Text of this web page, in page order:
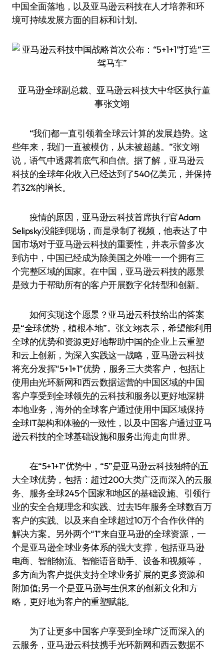
中国全面落地，以及亚马逊云科技在人才培养和环
境可持续发展方面的目标和计划。
亚马逊全球副总裁、亚马逊云科技大中华区执行董
事张文翊
“我们都一直引领着全球云计算的发展趋势。这
些年来，我们一直被模仿，从未被超越。”张文翊
说，语气中透露着底气和自信。据了解，亚马逊云
科技的全球年化收入已经达到了540亿美元，并保持
着32%的增长。
疫情的原因，亚马逊云科技首席执行官Adam
Selipsky没能到现场，而是录制了视频，他表达了中
国市场对于亚马逊云科技的重要性，并表示曾多次
到访中，中国已经成为除美国之外唯一一个拥有三
个完整区域的国家。在中国，亚马逊云科技的愿景
是致力于帮助所有的客户开展数字化转型和创新。
如何实现这个愿景？亚马逊云科技给出的答案
是“全球优势，植根本地”。张文翊表示，希望能利用
全球的优势和资源更好地帮助中国的企业上云重塑
和云上创新，为深入实践这一战略，亚马逊云科技
将充分发挥“5+1+1”优势，服务三大类客户，包括让
使用由光环新网和西云数据运营的中国区域的中国
客户享受到全球领先的云科技和服务以更好地深耕
本地业务，海外的全球客户通过使用中国区域保持
全球IT架构和体验的一致性，以及中国客户通过亚马
逊云科技的全球基础设施和服务出海走向世界。
在“5+1+1”优势中，“5”是亚马逊云科技独特的五
大全球优势，包括：超过200大类广泛而深入的云服
务、服务全球245个国家和地区的基础设施、引领行
业的安全合规理念和实践、过去15年服务全球数百万
客户的实践、以及来自全球超过10万个合作伙伴的
解决方案。另外两个“1”来自亚马逊的全球资源，一
个是亚马逊全球业务体系的强大支撑，包括亚马逊
电商、智能物流、智能语音助手、设备和视频等，
多方面为客户提供支持全球业务扩展的更多资源和
附加值;另一个是亚马逊与生俱来的创新文化和方
略，更好地为客户的重塑赋能。
为了让更多中国客户享受到全球广泛而深入的
云服务，亚马逊云科技携手光环新网和西云数据不